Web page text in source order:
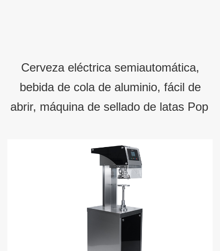
Cerveza eléctrica semiautomática,
bebida de cola de aluminio, fácil de
abrir, máquina de sellado de latas Pop